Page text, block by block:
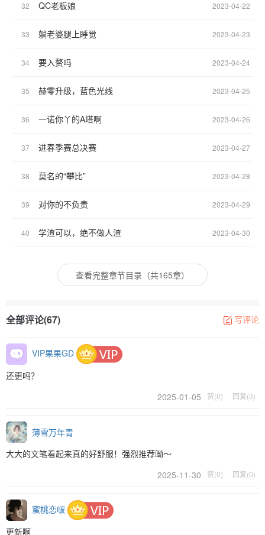
32 QC老板娘 2023-04-22
33 躺老婆腿上睡觉 2023-04-23
34 要入赘吗 2023-04-24
35 赫零升级，蓝色光线 2023-04-25
36 一诺你丫的A塔啊 2023-04-26
37 进春季赛总决赛 2023-04-27
38 莫名的“攀比” 2023-04-28
39 对你的不负责 2023-04-29
40 学渣可以，绝不做人渣 2023-04-30
查看完整章节目录（共165章）
全部评论(67) 写评论
VIP果果GD
还更吗？
2025-01-05
赞(0) 回复(3)
薄雪万年青
大大的文笔看起来真的好舒服！强烈推荐呦～
2025-11-30
赞(0) 回复(0)
蜜桃恋啵
更新啊